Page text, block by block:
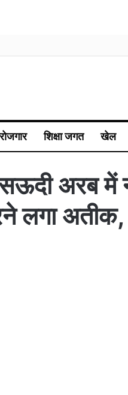
शिक्षा जगत खेल
अरब में
लगा अतीक,